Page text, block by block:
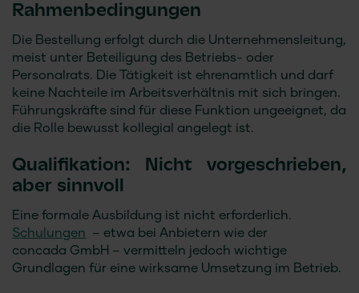
Rahmenbedingungen
Die Bestellung erfolgt durch die Unternehmensleitung,
meist unter Beteiligung des Betriebs- oder
Personalrats. Die Tätigkeit ist ehrenamtlich und darf
keine Nachteile im Arbeitsverhältnis mit sich bringen.
Führungskräfte sind für diese Funktion ungeeignet, da
die Rolle bewusst kollegial angelegt ist.
Qualifikation: Nicht vorgeschrieben,
aber sinnvoll
Eine formale Ausbildung ist nicht erforderlich.
Schulungen – etwa bei Anbietern wie der
concada GmbH – vermitteln jedoch wichtige
Grundlagen für eine wirksame Umsetzung im Betrieb.